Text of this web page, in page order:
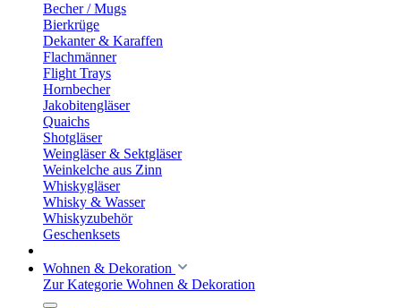
Becher / Mugs
Bierkrüge
Dekanter & Karaffen
Flachmänner
Flight Trays
Hornbecher
Jakobitengläser
Quaichs
Shotgläser
Weingläser & Sektgläser
Weinkelche aus Zinn
Whiskygläser
Whisky & Wasser
Whiskyzubehör
Geschenksets
Wohnen & Dekoration
Zur Kategorie Wohnen & Dekoration